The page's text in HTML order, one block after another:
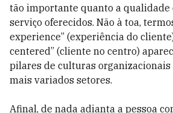
tão importante quanto a qualidade
serviço oferecidos. Não à toa,
experience” (experiência do
centered” (cliente no centro)
pilares de culturas organizacionais
mais variados setores.
Afinal, de nada adianta a pessoa